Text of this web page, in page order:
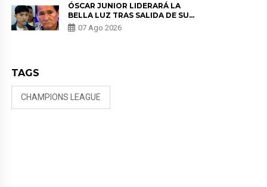
ÓSCAR JUNIOR LIDERARÁ LA
BELLA LUZ TRAS SALIDA DE SU
PADRE POR POLÉMICA CON
NALDY SALDAÑA
07 Ago 2026
TAGS
CHAMPIONS LEAGUE